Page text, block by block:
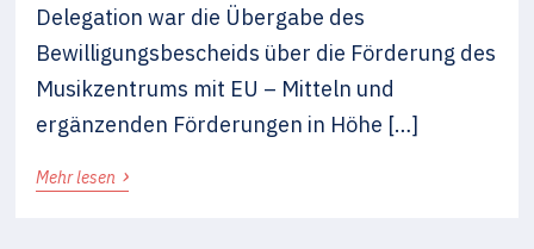
Delegation war die Übergabe des
Bewilligungsbescheids über die Förderung des
Musikzentrums mit EU – Mitteln und
ergänzenden Förderungen in Höhe […]
Mehr lesen ›